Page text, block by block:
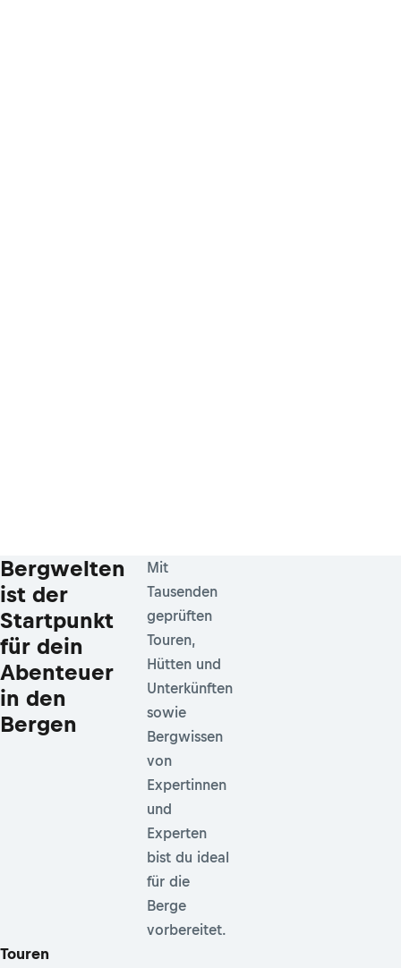
Bergwelten
ist der
Startpunkt
für dein
Abenteuer
in den
Bergen
Mit
Tausenden
geprüften
Touren,
Hütten und
Unterkünften
sowie
Bergwissen
von
Expertinnen
und
Experten
bist du ideal
für die
Berge
vorbereitet.
Touren